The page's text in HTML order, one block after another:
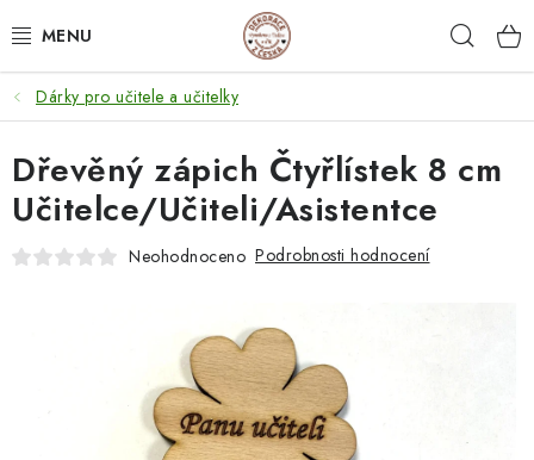
na
NEJPRODÁVANĚJŠÍ
SVATEBNÍ DARY/ DEKORACE 💍
DÁRKOVÉ BOXY A KRABIČKY
PERSONALIZOVANÉ DÁRKY ✨
Dárky pro učitele a učitelky
Dřevěný zápich Čtyřlístek 8 cm
Učitelce/Učiteli/Asistentce
Neohodnoceno Podrobnosti hodnocení